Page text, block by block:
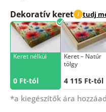
Dekoratív keret i tudj
Keret nélkül
0 Ft-tól
Keret – Natúr
tölgy
4 115 Ft-tól
*a kiegészítők ára